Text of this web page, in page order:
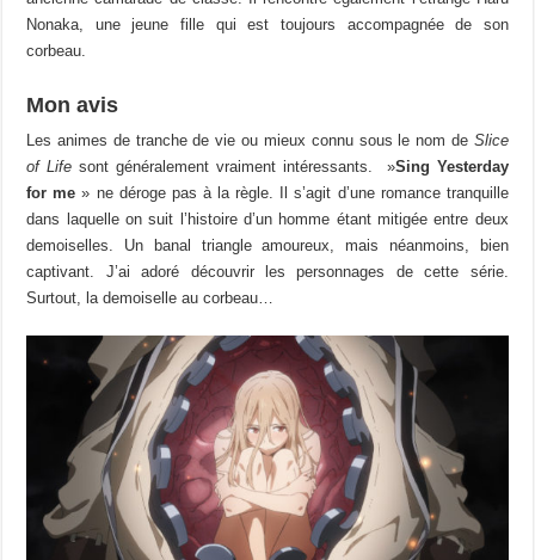
Nonaka, une jeune fille qui est toujours accompagnée de son
corbeau.
Mon avis
Les animes de tranche de vie ou mieux connu sous le nom de Slice
of Life sont généralement vraiment intéressants. »Sing Yesterday
for me » ne déroge pas à la règle. Il s’agit d’une romance tranquille
dans laquelle on suit l’histoire d’un homme étant mitigée entre deux
demoiselles. Un banal triangle amoureux, mais néanmoins, bien
captivant. J’ai adoré découvrir les personnages de cette série.
Surtout, la demoiselle au corbeau…